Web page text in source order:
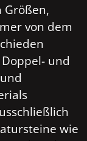
Größen,
von dem
und
wie